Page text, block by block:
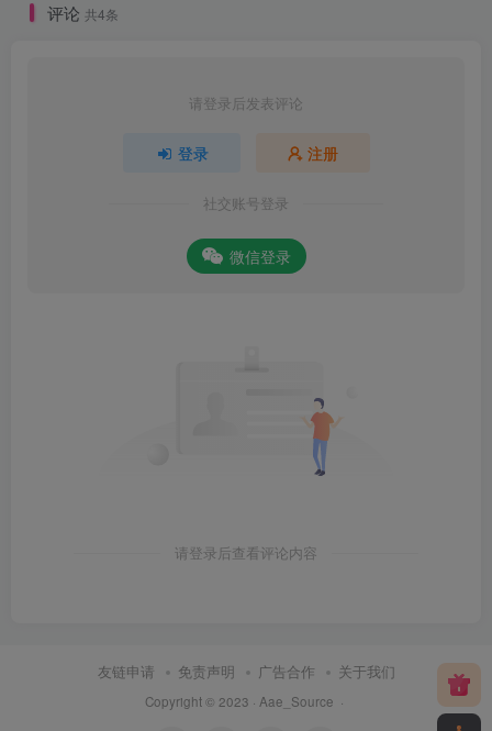
评论 共4条
请登录后发表评论
登录 注册
社交账号登录
微信登录
请登录后查看评论内容
友链申请 免责声明 广告合作 关于我们
Copyright © 2023 · Aae_Source ·